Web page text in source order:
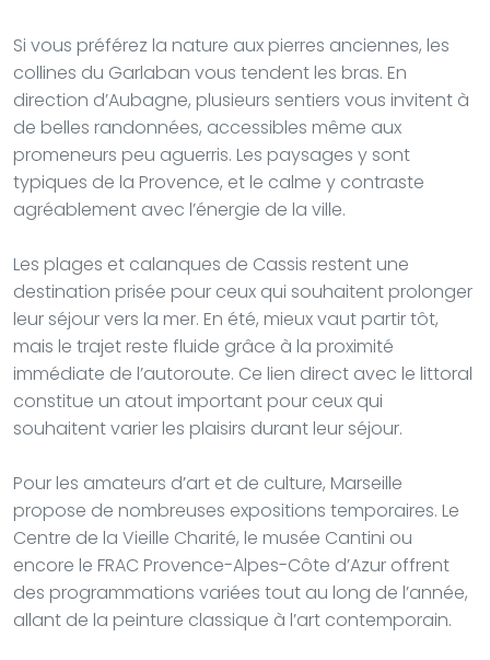
Si vous préférez la nature aux pierres anciennes, les
collines du Garlaban vous tendent les bras. En
direction d’Aubagne, plusieurs sentiers vous invitent à
de belles randonnées, accessibles même aux
promeneurs peu aguerris. Les paysages y sont
typiques de la Provence, et le calme y contraste
agréablement avec l’énergie de la ville.
Les plages et calanques de Cassis restent une
destination prisée pour ceux qui souhaitent prolonger
leur séjour vers la mer. En été, mieux vaut partir tôt,
mais le trajet reste fluide grâce à la proximité
immédiate de l’autoroute. Ce lien direct avec le littoral
constitue un atout important pour ceux qui
souhaitent varier les plaisirs durant leur séjour.
Pour les amateurs d’art et de culture, Marseille
propose de nombreuses expositions temporaires. Le
Centre de la Vieille Charité, le musée Cantini ou
encore le FRAC Provence-Alpes-Côte d’Azur offrent
des programmations variées tout au long de l’année,
allant de la peinture classique à l’art contemporain.